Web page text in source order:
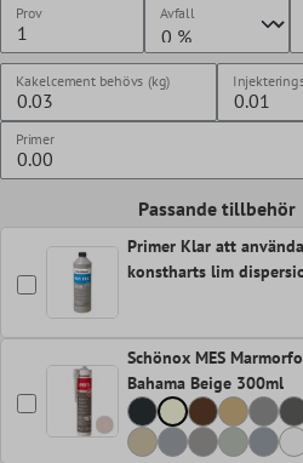
Prov Avfall
Kakelcement behövs (kg)
Primer
Passande tillbehör
Primer Klar att
konstharts lim
Schönox MES
Bahama Beige 300ml